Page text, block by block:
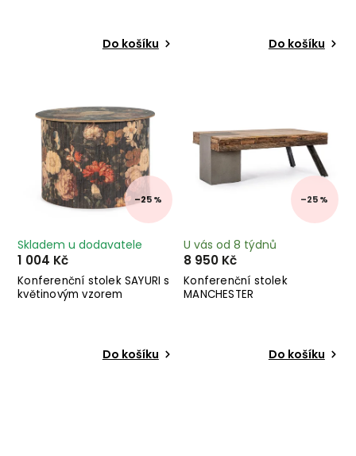
Do košíku Do košíku
–25 %
Konferenční stolek SAYURI s
květinovým vzorem
Skladem u dodavatele
1 004 Kč
Do košíku
–25 %
Konferenční stolek
MANCHESTER
U vás od 8 týdnů
8 950 Kč
Do košíku